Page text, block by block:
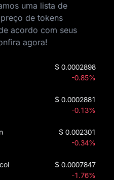
uma lista de
de tokens
acordo com seus
agora!
$ 0.0002898
-0.85%
$ 0.0002881
-0.13%
$ 0.002301
-0.34%
$ 0.0007847
-1.76%